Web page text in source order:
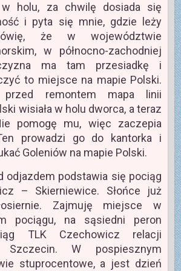
w holu, za chwilę dosiada się
i pyta się mnie, gdzie leży
że w województwie
w północno-zachodniej
ma tam przesiadkę i
to miejsce na mapie Polski.
przed remontem mapa linii
wisiała w holu dworca, a teraz
pomogę mu, więc zaczepia
prowadzi go do kantorka i
Goleniów na mapie Polski.
odjazdem podstawia się pociąg
– Skierniewice. Słońce już
Zajmuję miejsce w
pociągu, na sąsiedni peron
TLK Czechowicz relacji
W pospiesznym
stuprocentowe, a jest dzień